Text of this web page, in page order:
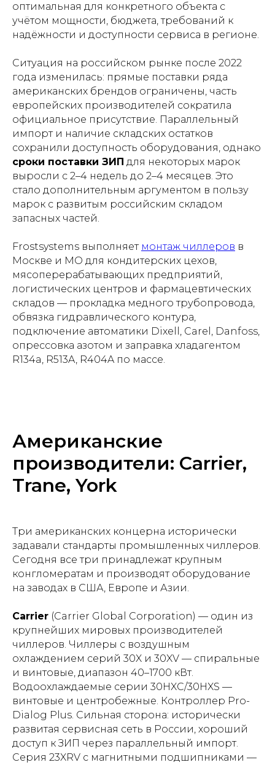
оптимальная для конкретного объекта с
учётом мощности, бюджета, требований к
надёжности и доступности сервиса в регионе.
Ситуация на российском рынке после 2022
года изменилась: прямые поставки ряда
американских брендов ограничены, часть
европейских производителей сократила
официальное присутствие. Параллельный
импорт и наличие складских остатков
сохранили доступность оборудования, однако
сроки поставки ЗИП для некоторых марок
выросли с 2–4 недель до 2–4 месяцев. Это
стало дополнительным аргументом в пользу
марок с развитым российским складом
запасных частей.
Frostsystems выполняет монтаж чиллеров в
Москве и МО для кондитерских цехов,
мясоперерабатывающих предприятий,
логистических центров и фармацевтических
складов — прокладка медного трубопровода,
обвязка гидравлического контура,
подключение автоматики Dixell, Carel, Danfoss,
опрессовка азотом и заправка хладагентом
R134a, R513A, R404A по массе.
Американские
производители: Carrier,
Trane, York
Три американских концерна исторически
задавали стандарты промышленных чиллеров.
Сегодня все три принадлежат крупным
конгломератам и производят оборудование
на заводах в США, Европе и Азии.
Carrier (Carrier Global Corporation) — один из
крупнейших мировых производителей
чиллеров. Чиллеры с воздушным
охлаждением серий 30X и 30XV — спиральные
и винтовые, диапазон 40–1700 кВт.
Водоохлаждаемые серии 30HXC/30HXS —
винтовые и центробежные. Контроллер Pro-
Dialog Plus. Сильная сторона: исторически
развитая сервисная сеть в России, хороший
доступ к ЗИП через параллельный импорт.
Серия 23XRV с магнитными подшипниками —